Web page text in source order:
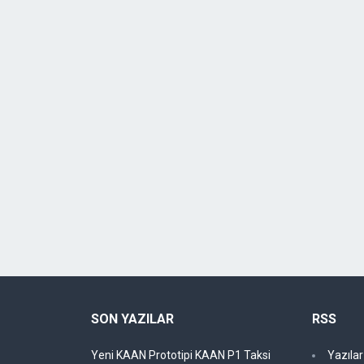
SON YAZILAR
Yeni KAAN Prototipi KAAN P1 Taksi
RSS